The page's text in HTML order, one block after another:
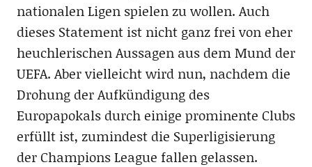
nationalen Ligen spielen zu wollen. Auch
dieses Statement ist nicht ganz frei von eher
heuchlerischen Aussagen aus dem Mund der
UEFA. Aber vielleicht wird nun, nachdem die
Drohung der Aufkündigung des
Europapokals durch einige prominente Clubs
erfüllt ist, zumindest die Superligisierung
der Champions League fallen gelassen.